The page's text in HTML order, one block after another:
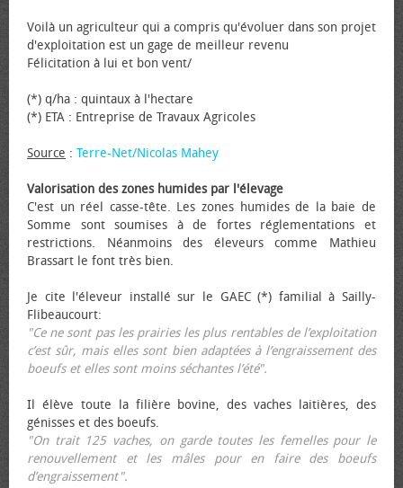
Voilà un agriculteur qui a compris qu'évoluer dans son projet
d'exploitation est un gage de meilleur revenu
Félicitation à lui et bon vent/
(*) q/ha : quintaux à l'hectare
(*) ETA : Entreprise de Travaux Agricoles
Source : Terre-Net/Nicolas Mahey
Valorisation des zones humides par l'élevage
C'est un réel casse-tête. Les zones humides de la baie de
Somme sont soumises à de fortes réglementations et
restrictions. Néanmoins des éleveurs comme Mathieu
Brassart le font très bien.
Je cite l'éleveur installé sur le GAEC (*) familial à Sailly-
Flibeaucourt:
"Ce ne sont pas les prairies les plus rentables de l’exploitation
c’est sûr, mais elles sont bien adaptées à l’engraissement des
bœufs et elles sont moins séchantes l’été".
Il élève toute la filière bovine, des vaches laitières, des
génisses et des bœufs.
"On trait 125 vaches, on garde toutes les femelles pour le
renouvellement et les mâles pour en faire des bœufs
d’engraissement".